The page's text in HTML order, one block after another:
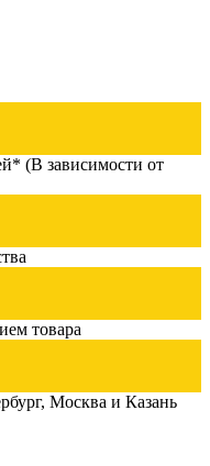
(В зависимости от
товара
Москва и Казань